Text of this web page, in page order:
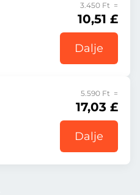
3.450 Ft =
10,51 £
Dalje
5.590 Ft =
17,03 £
Dalje